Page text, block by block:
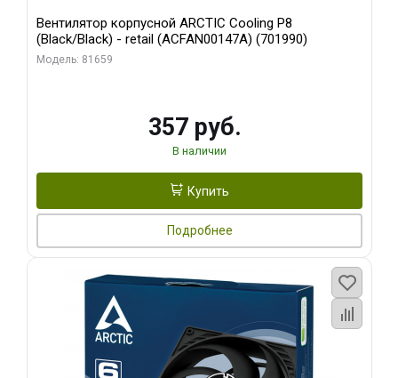
Вентилятор корпусной ARCTIC Cooling P8
(Black/Black) - retail (ACFAN00147A) (701990)
Модель: 81659
357 руб.
В наличии
Купить
Подробнее